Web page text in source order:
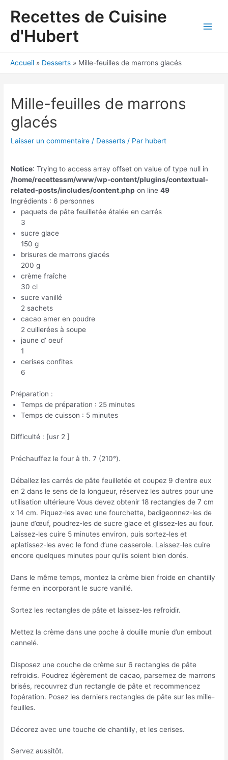
Recettes de Cuisine
d'Hubert
Accueil Desserts Mille-feuilles de marrons glacés
Mille-feuilles de marrons
glacés
Laisser un commentaire / Desserts / Par hubert
Notice: Trying to access array offset on value of type null in
/home/recettessm/www/wp-content/plugins/contextual-
related-posts/includes/content.php on line49
Ingrédients : 6 personnes
paquets de pâte feuilletée étalée en carrés
3
sucre glace
150 g
brisures de marrons glacés
200 g
crème fraîche
30 cl
sucre vanillé
2 sachets
cacao amer en poudre
2 cuillerées à soupe
jaune d’ oeuf
1
cerises confites
6
Préparation :
Temps de préparation : 25 minutes
Temps de cuisson : 5 minutes
Difficulté : [usr 2 ]
Préchauffez le four à th. 7 (210°).
Déballez les carrés de pâte feuilletée et coupez 9 d’entre eux
en 2 dans le sens de la longueur, réservez les autres pour une
utilisation ultérieure Vous devez obtenir 18 rectangles de 7 cm
x 14 cm. Piquez-les avec une fourchette, badigeonnez-les de
jaune d’œuf, poudrez-les de sucre glace et glissez-les au four.
Laissez-les cuire 5 minutes environ, puis sortez-les et
aplatissez-les avec le fond d’une casserole. Laissez-les cuire
encore quelques minutes pour qu’ils soient bien dorés.
Dans le même temps, montez la crème bien froide en chantilly
ferme en incorporant le sucre vanillé.
Sortez les rectangles de pâte et laissez-les refroidir.
Mettez la crème dans une poche à douille munie d’un embout
cannelé.
Disposez une couche de crème sur 6 rectangles de pâte
refroidis. Poudrez légèrement de cacao, parsemez de marrons
brisés, recouvrez d’un rectangle de pâte et recommencez
l’opération. Posez les derniers rectangles de pâte sur les mille-
feuilles.
Décorez avec une touche de chantilly, et les cerises.
Servez aussitôt.